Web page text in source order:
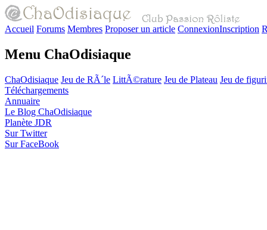
Accueil Forums Membres Proposer un article ConnexionInscription
Menu ChaOdisiaque
ChaOdisiaque Jeu de RÃ´le LittÃ©rature Jeu de Plateau Jeu de
Téléchargements
Annuaire
Le Blog ChaOdisiaque
Planète JDR
Sur Twitter
Sur FaceBook